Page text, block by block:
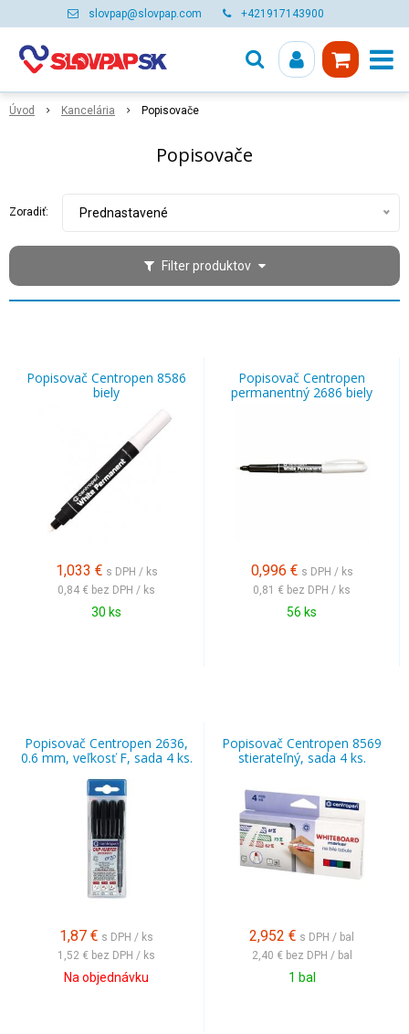
slovpap@slovpap.com +421917143900
Úvod Kancelária Popisovače
Popisovače
Filter produktov
Zoradiť: Prednastavené
Popisovač Centropen 8586
biely
1,033 € s DPH / ks
0,84 € bez DPH / ks
30 ks
Popisovač Centropen
permanentný 2686 biely
0,996 € s DPH / ks
0,81 € bez DPH / ks
56 ks
Popisovač Centropen 2636,
0.6 mm, veľkosť F, sada 4 ks.
1,87 € s DPH / ks
1,52 € bez DPH / ks
Na objednávku
Popisovač Centropen 8569
stierateľný, sada 4 ks.
2,952 € s DPH / bal
2,40 € bez DPH / bal
1 bal